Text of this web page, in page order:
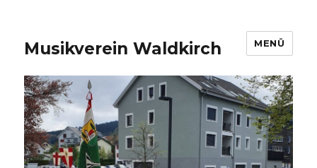
Musikverein Waldkirch MENÜ